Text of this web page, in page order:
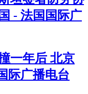
- 法国国际广
一年后 北京
际广播电台